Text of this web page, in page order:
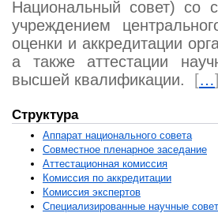
Национальный совет) со
учреждением
оценки и аккредитации
а также аттестации
высшей квалификации.
[…]
Структура
Аппарат национального совета
Совместное пленарное заседание
Аттестационная комисcия
Комиссия по аккредитации
Комиссия экспертов
Специализированные научные